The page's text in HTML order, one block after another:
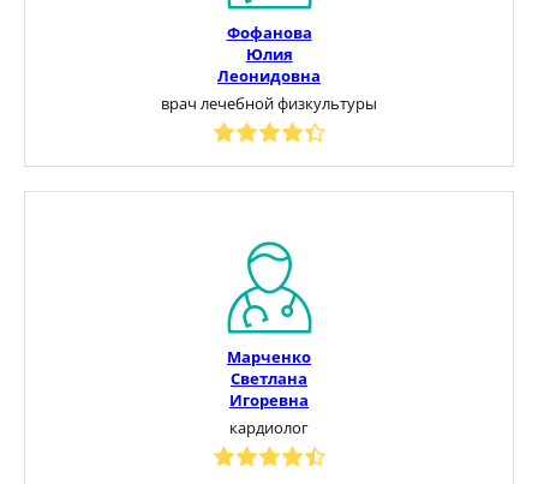
Фофанова
Юлия
Леонидовна
врач лечебной физкультуры
Марченко
Светлана
Игоревна
кардиолог